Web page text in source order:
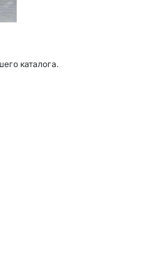
каталога.